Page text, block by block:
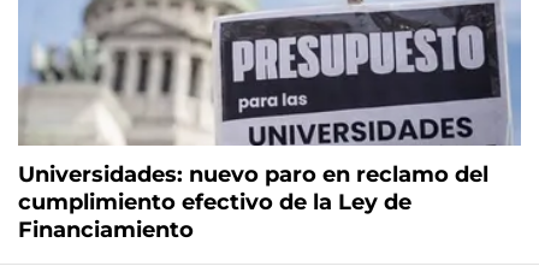
Universidades: nuevo paro en reclamo del
cumplimiento efectivo de la Ley de
Financiamiento